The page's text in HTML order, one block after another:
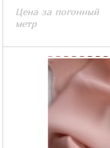
Цена за погонный
метр